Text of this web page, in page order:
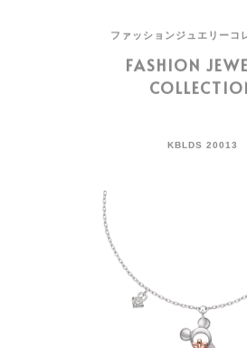
ファッションジュエリーコ
FASHION
KBLDS 20013